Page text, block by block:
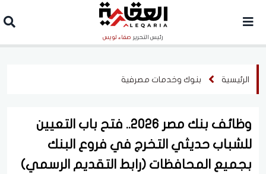
رئيس التحرير صفاء لويس
الرئيسية بنوك وخدمات مصرفية
وظائف بنك مصر 2026.. فتح باب التعيين
للشباب حديثي التخرج في فروع البنك
بجميع المحافظات (رابط التقديم الرسمي)